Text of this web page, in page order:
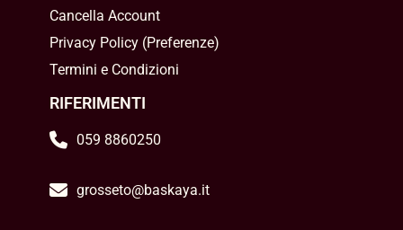
Cancella Account
Privacy Policy(Preferenze)
Termini e Condizioni
RIFERIMENTI
059 8860250
grosseto@baskaya.it